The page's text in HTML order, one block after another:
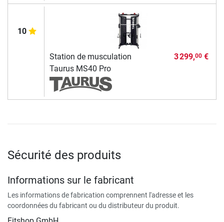
10
Station de musculation
Taurus MS40 Pro
3 299,00€
Sécurité des produits
Informations sur le fabricant
Les informations de fabrication comprennent l'adresse et les
coordonnées du fabricant ou du distributeur du produit.